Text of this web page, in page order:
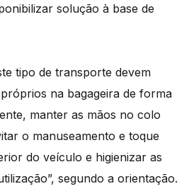
solução à base de
tipo de transporte devem
na bagageira de forma
manter as mãos no colo
o manuseamento e toque
do veículo e higienizar as
segundo a orientação.